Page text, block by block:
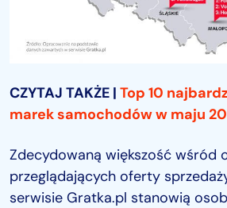
CZYTAJ TAKŻE | Top 10
marek samochodów w maju
Zdecydowaną większość wśród
przeglądających oferty
serwisie Gratka.pl stanowią